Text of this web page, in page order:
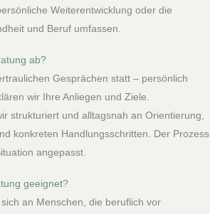
Weiterentwicklung oder die
und Beruf umfassen.
ab?
Gesprächen statt – persönlich
wir Ihre Anliegen und Ziele.
strukturiert und alltagsnah an Orientierung,
konkreten Handlungsschritten. Der Prozess
angepasst.
geeignet?
an Menschen, die beruflich vor